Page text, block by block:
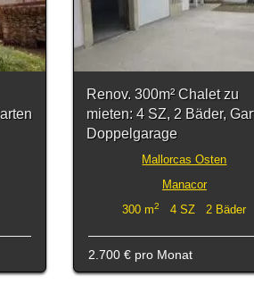
Renov. 300m² Chalet zu
mieten: 4 SZ, 2 Bäder,
Doppelgarage
Mallorcas Osten
Manacor
300 m2 4 SZ 2 Bäder
2.700 € pro Monat